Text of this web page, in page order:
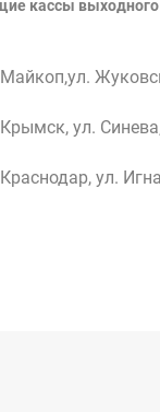
кассы выходного
Майкоп,ул.
Крымск, ул.
ул.